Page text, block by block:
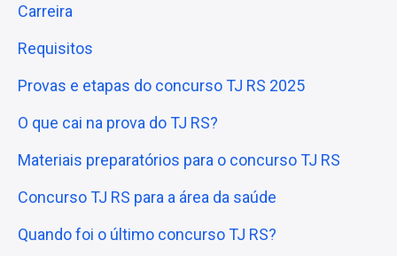
Carreira
Requisitos
Provas e etapas do concurso TJ RS 2025
O que cai na prova do TJ RS?
Materiais preparatórios para o concurso TJ RS
Concurso TJ RS para a área da saúde
Quando foi o último concurso TJ RS?